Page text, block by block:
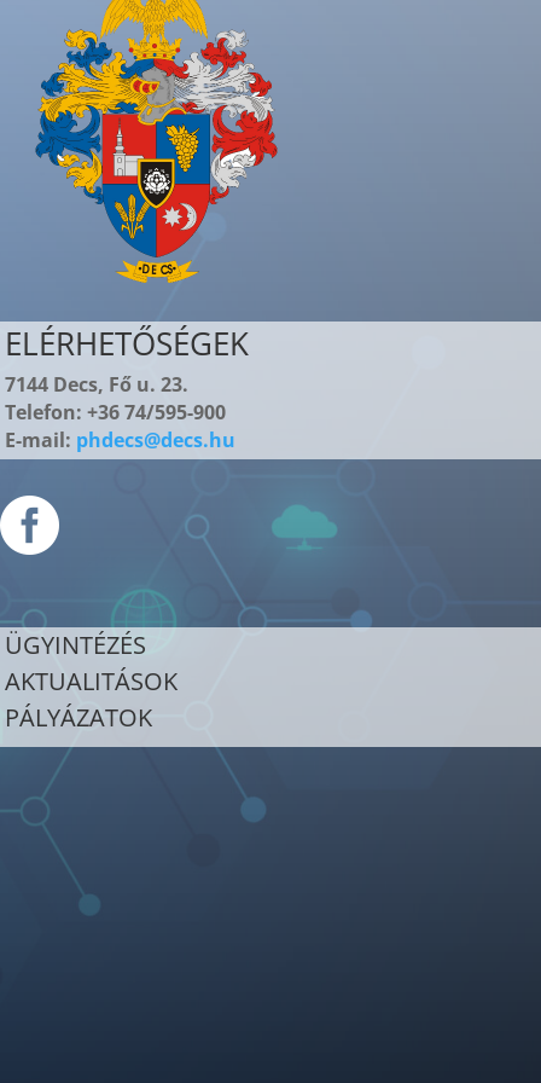
ELÉRHETŐSÉGEK
7144 Decs, Fő u. 23.
Telefon: +36 74/595-900
E-mail: phdecs@decs.hu

ÜGYINTÉZÉS
AKTUALITÁSOK
PÁLYÁZATOK